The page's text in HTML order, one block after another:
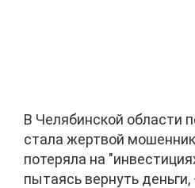
В Челябинской области
стала жертвой
потеряла на
пытаясь вернуть